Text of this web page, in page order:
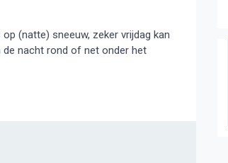
(natte) sneeuw, zeker vrijdag kan
de nacht rond of net onder het